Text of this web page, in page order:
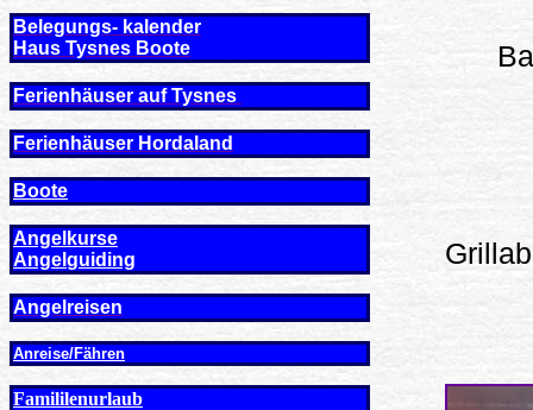
Belegungs- kalender
Haus Tysnes Boote
Ferienhäuser auf Tysnes
Ferienhäuser Hordaland
Boote
Angelkurse
Angel guiding
Angelreisen
Anreise/Fähren
Famililenurlaub